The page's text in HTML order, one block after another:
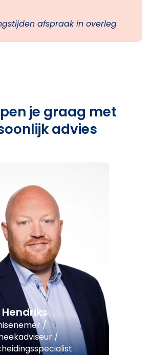
afspraak in overleg
je graag met
advies
/
/